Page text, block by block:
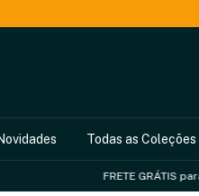
Todas as Coleções
FRETE GRÁTIS para todo Brasil